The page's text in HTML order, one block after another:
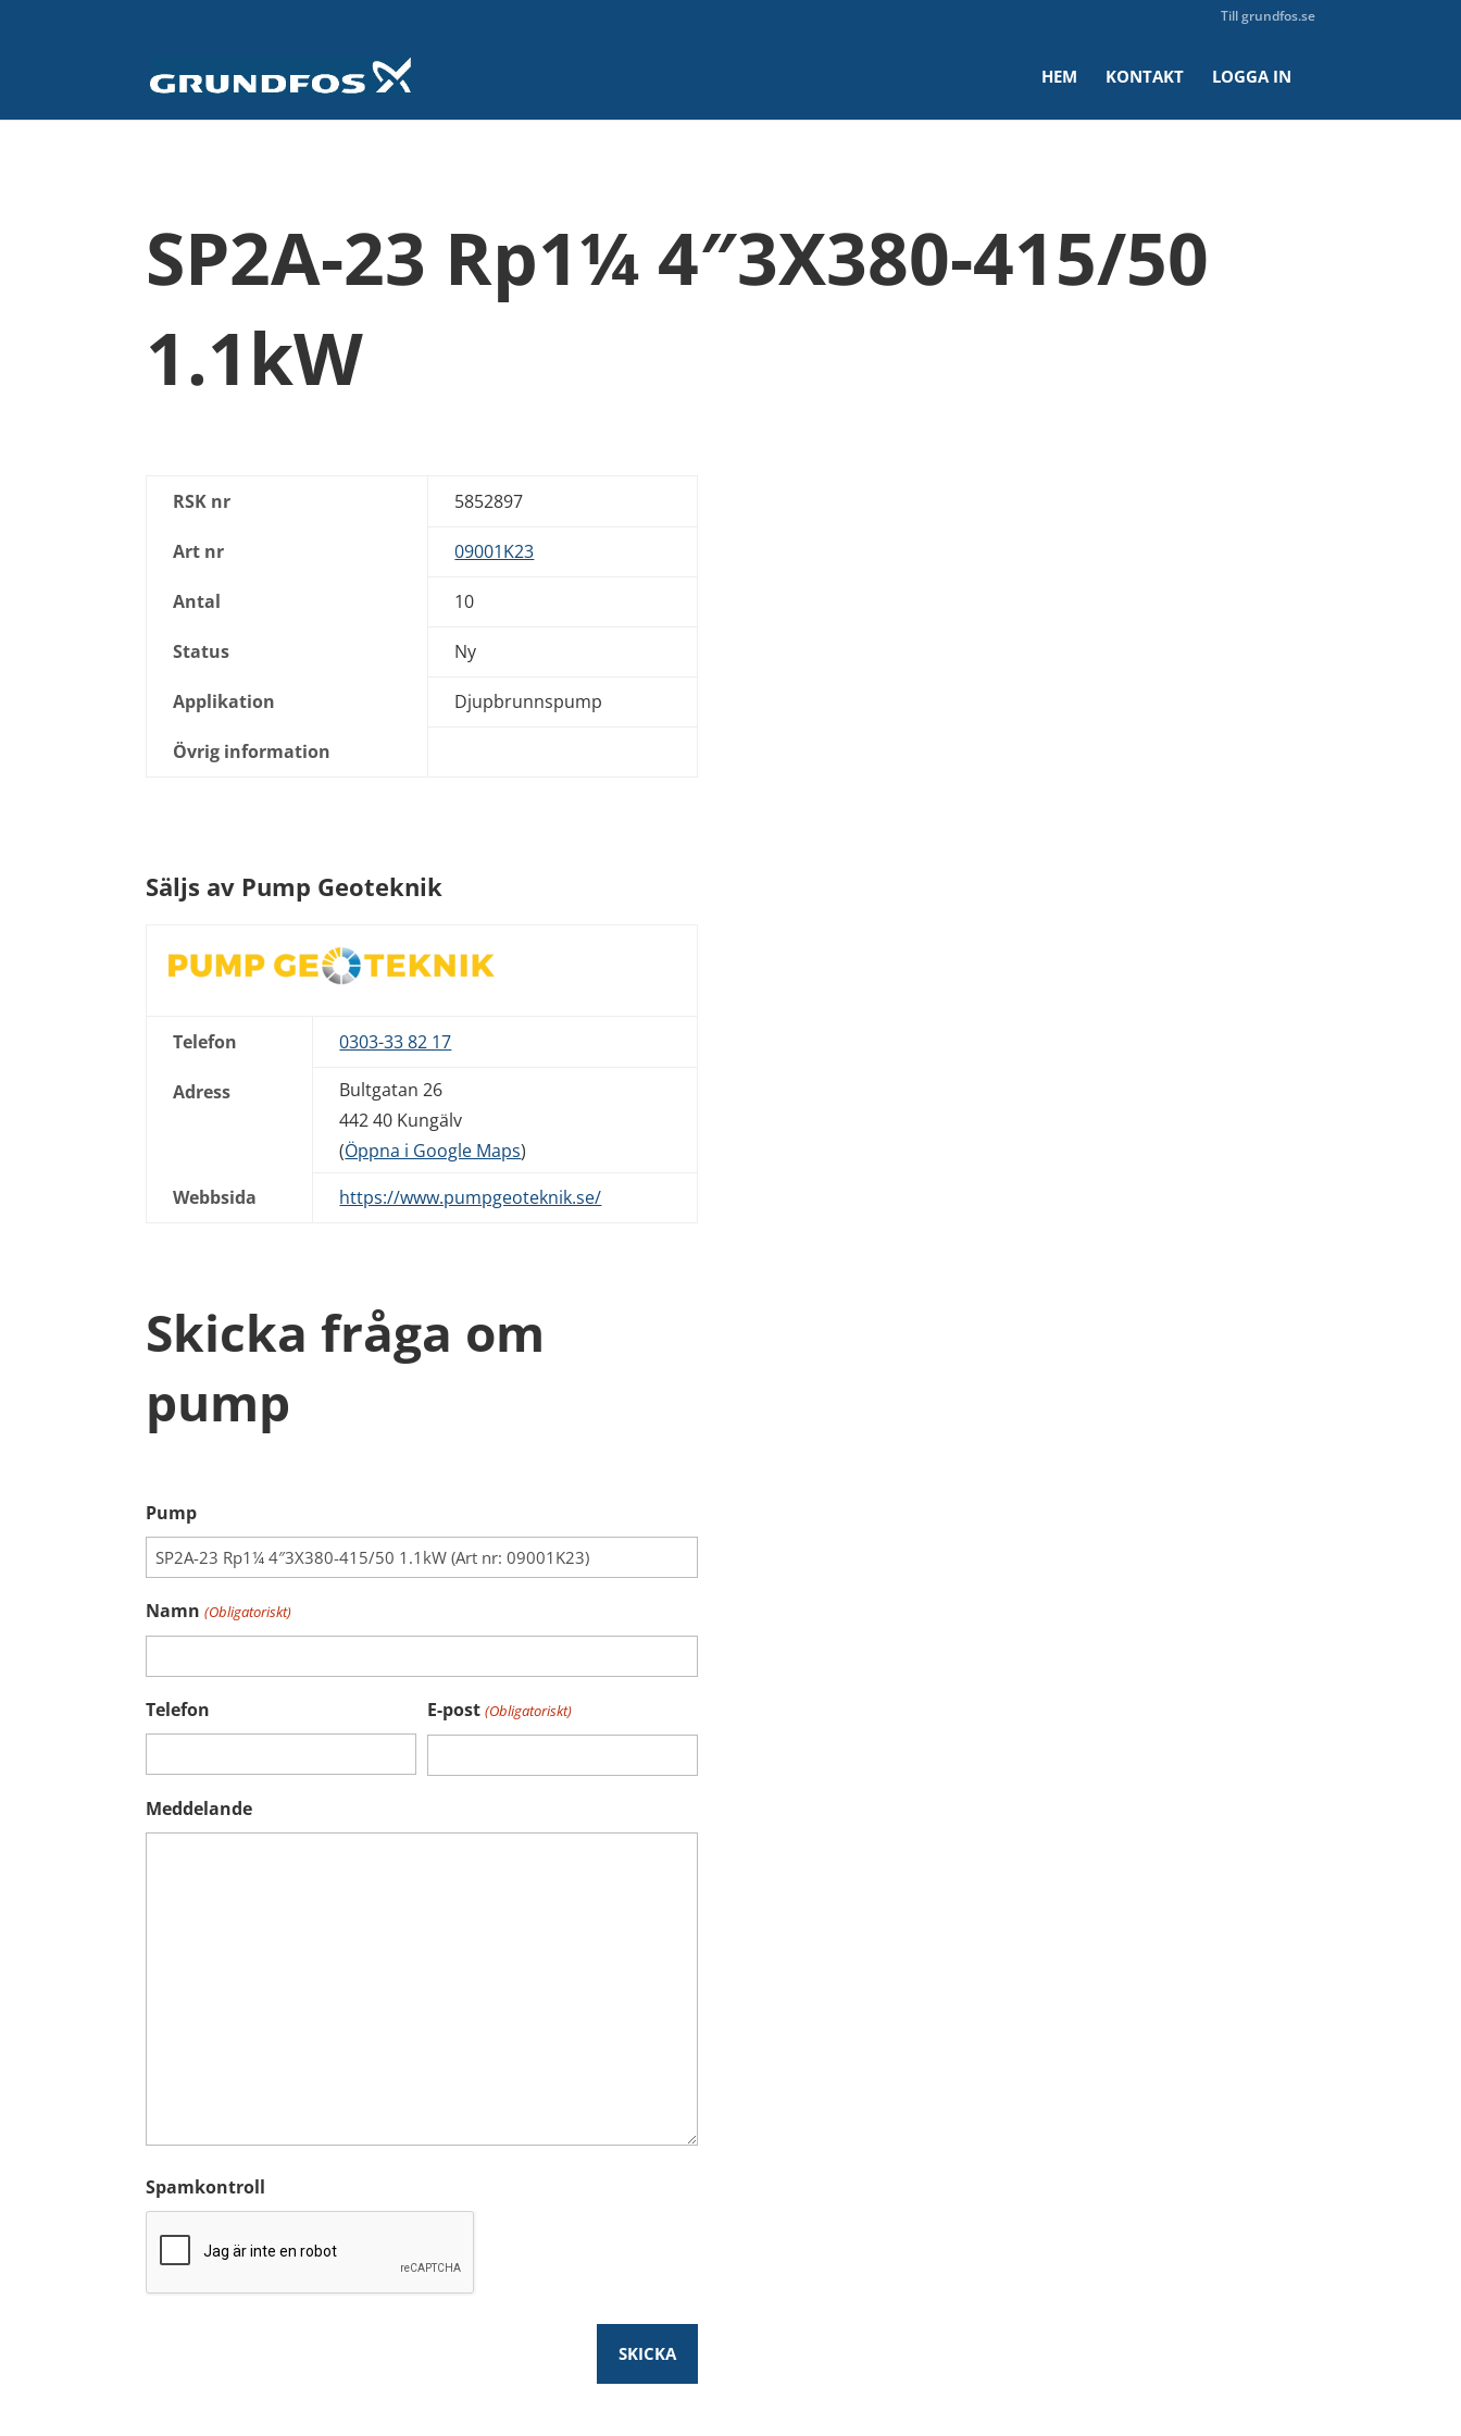
Till grundfos.se
HEM KONTAKT LOGGA IN
SP2A-23 Rp1¼ 4″3X380-415/50
1.1kW
RSK nr 5852897
Art nr 09001K23
Antal 10
Status Ny
Applikation Djupbrunnspump
Övrig information
Säljs av Pump Geoteknik
Telefon 0303-33 82 17
Adress
Bultgatan 26
442 40 Kungälv
(Öppna i Google Maps)
Webbsida
https://www.pumpgeoteknik.se/
Skicka fråga om
pump
Pump
Namn (Obligatoriskt)
Telefon E-post (Obligatoriskt)
Meddelande
Spamkontroll